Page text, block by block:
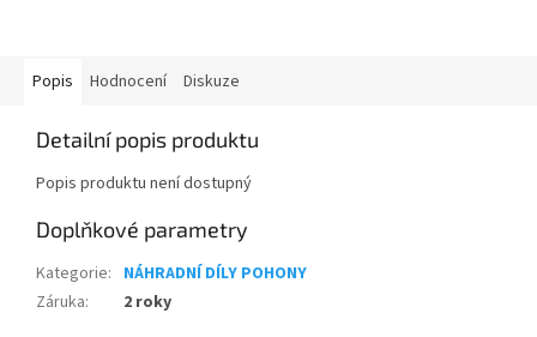
Popis Hodnocení Diskuze
Detailní popis produktu
Popis produktu není dostupný
Doplňkové parametry
Kategorie: NÁHRADNÍ DÍLY POHONY
Záruka: 2 roky